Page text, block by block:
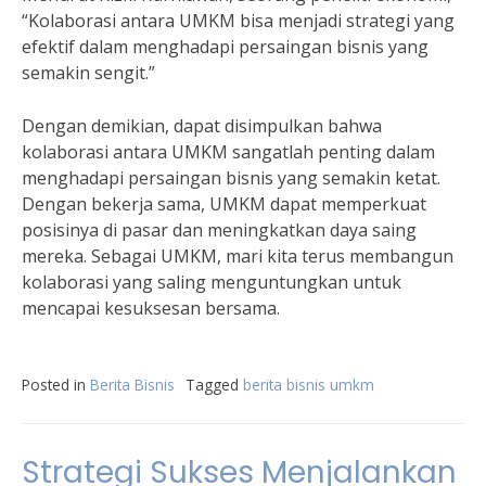
“Kolaborasi antara UMKM bisa menjadi strategi yang
efektif dalam menghadapi persaingan bisnis yang
semakin sengit.”
Dengan demikian, dapat disimpulkan bahwa
kolaborasi antara UMKM sangatlah penting dalam
menghadapi persaingan bisnis yang semakin ketat.
Dengan bekerja sama, UMKM dapat memperkuat
posisinya di pasar dan meningkatkan daya saing
mereka. Sebagai UMKM, mari kita terus membangun
kolaborasi yang saling menguntungkan untuk
mencapai kesuksesan bersama.
Posted in Berita Bisnis Tagged berita bisnis umkm
Strategi Sukses Menjalankan